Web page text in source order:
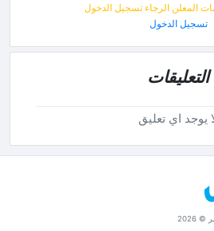
المعلن الرجاء تسجيل الدخول
تسجيل الدخول
التعليقات
يوجد اي تعليق